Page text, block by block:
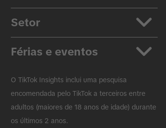
Setor
Aplicações
Cuidados de beleza e
pessoais
Bens de Consumo Embalados
Ensino
Férias e eventos
Regresso às Aulas
Black Friday
Natal
Páscoa
O TikTok Insights inclui uma pesquisa
encomendada pelo TikTok a terceiros entre
adultos (maiores de 18 anos de idade) durante
os últimos 2 anos.